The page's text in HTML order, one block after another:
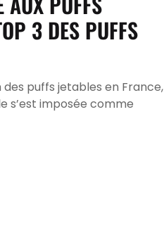
3 DES PUFFS
des puffs jetables en France,
s’est imposée comme